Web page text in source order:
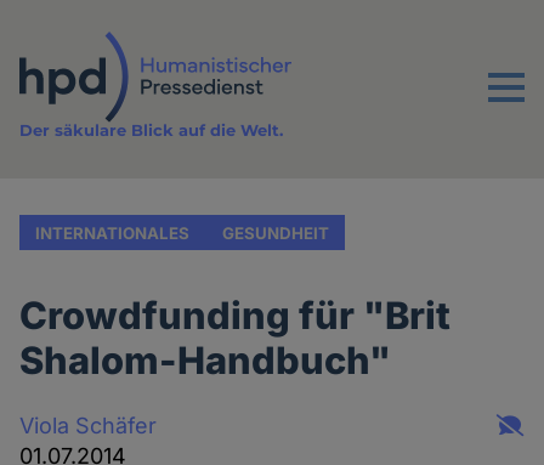
Inhalt
Menu
Der säkulare Blick auf die Welt.
INTERNATIONALES GESUNDHEIT
Crowdfunding für "Brit
Shalom-Handbuch"
Viola Schäfer
01.07.2014